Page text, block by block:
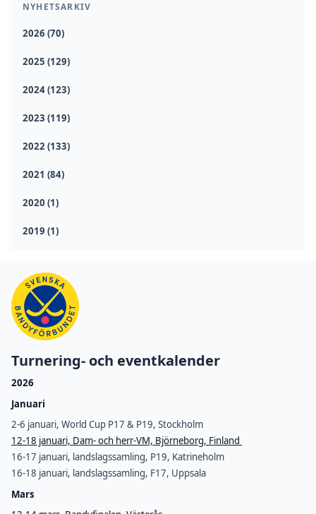
NYHETSARKIV
2026 (70)
2025 (129)
2024 (123)
2023 (119)
2022 (133)
2021 (84)
2020 (1)
2019 (1)
Turnering- och eventkalender
2026
Januari
2-6 januari, World Cup P17 & P19, Stockholm
12-18 januari, Dam- och herr-VM, Björneborg, Finland
16-17 januari, landslagssamling, P19, Katrineholm
16-18 januari, landslagssamling, F17, Uppsala
Mars